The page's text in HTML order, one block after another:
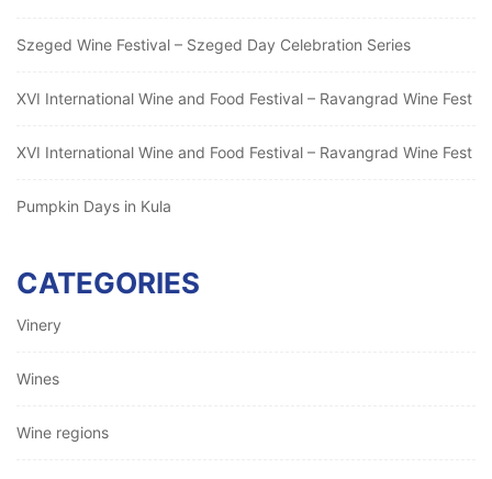
Szeged Wine Festival – Szeged Day Celebration Series
XVI International Wine and Food Festival – Ravangrad Wine Fest
XVI International Wine and Food Festival – Ravangrad Wine Fest
Pumpkin Days in Kula
CATEGORIES
Vinery
Wines
Wine regions